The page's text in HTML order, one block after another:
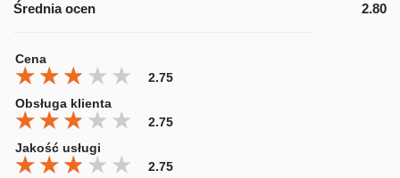
Średnia ocen 2.80
Cena
2.75
★★★★★
★★★★★
★★★★★
Obsługa klienta
2.75
★★★★★
★★★★★
★★★★★
Jakość usługi
2.75
★★★★★
★★★★★
★★★★★